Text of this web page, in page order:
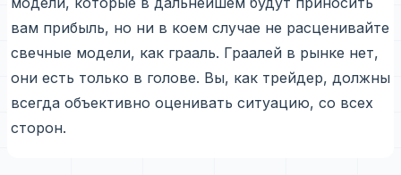
вам прибыль, но ни в коем случае не расценивайте
свечные модели, как грааль. Граалей в рынке нет,
они есть только в голове. Вы, как трейдер, должны
всегда объективно оценивать ситуацию, со всех
сторон.